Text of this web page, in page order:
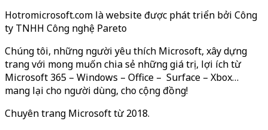
Hotromicrosoft.com là website được phát triển bởi Công
ty TNHH Công nghệ Pareto
Chúng tôi, những người yêu thích Microsoft, xây dựng
trang với mong muốn chia sẻ những giá trị, lợi ích từ
Microsoft 365 – Windows – Office – Surface – Xbox…
mang lại cho người dùng, cho cộng đồng!
Chuyên trang Microsoft từ 2018.